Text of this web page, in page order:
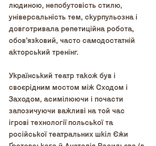
людиною, непобутовість стилю,
універсальність тем, скурпульозна і
довготривала репетиційна робота,
обов’язковий, часто самодостатній
акторський тренінг.
Український театр також був і
своєрідним мостом між Сходом і
Заходом, асимілюючи і почасти
запозичуючи важливі на той час
ігрові технології польської та
російської театральних шкіл Єжи